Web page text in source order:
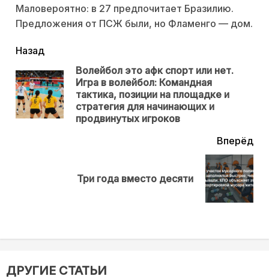
Маловероятно: в 27 предпочитает Бразилию.
Предложения от ПСЖ были, но Фламенго — дом.
читать
еще
Назад
Волейбол это афк спорт или нет.
Игра в волейбол: Командная
тактика, позиции на площадке и
стратегия для начинающих и
продвинутых игроков
Вперёд
Три года вместо десяти
ДРУГИЕ СТАТЬИ